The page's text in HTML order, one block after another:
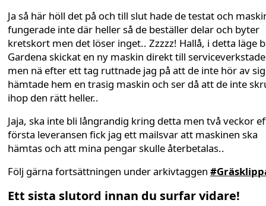
Ja så här höll det på och till slut hade de testat och
fungerade inte där heller så de beställer delar och byter
kretskort men det löser inget.. Zzzzz! Hallå, i detta läge
Gardena skickat en ny maskin direkt till
men nä efter ett tag ruttnade jag på att de inte hör av
hämtade hem en trasig maskin och ser då att de inte
ihop den rätt heller..
Jaja, ska inte bli långrandig kring detta men två veckor
första leveransen fick jag ett mailsvar att maskinen ska
hämtas och att mina pengar skulle återbetalas..
Följ gärna fortsättningen under arkivtaggen
Ett sista slutord innan du surfar vidare!